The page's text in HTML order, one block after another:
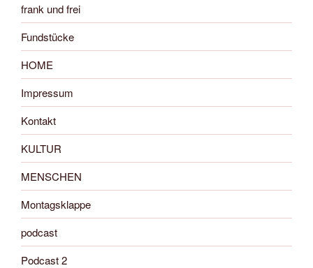
frank und frei
Fundstücke
HOME
Impressum
Kontakt
KULTUR
MENSCHEN
Montagsklappe
podcast
Podcast 2